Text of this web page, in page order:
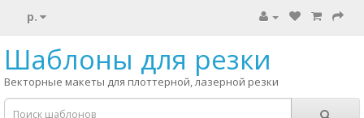
р.
Шаблоны для резки
Векторные макеты для плоттерной, лазерной резки